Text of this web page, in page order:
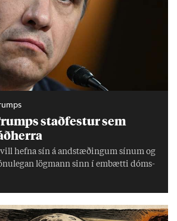
stað­fest­ur sem
hefna sín á and­stæð­ing­um sín­um og
lög­mann sinn í embætti dóms­